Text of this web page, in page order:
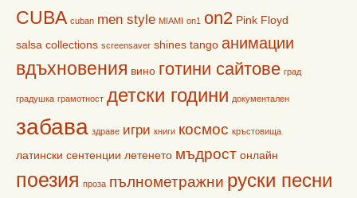
CUBA cuban men style MIAMI on1 on2 Pink Floyd
salsa collections screensaver shines tango анимации
вдъхновения вино готини сайтове град
градушка грамотност детски години документален
забава здраве игри книги космос кръстовища
латински сентенции летенето мъдрост онлайн
поезия проза пълнометражни руски песни